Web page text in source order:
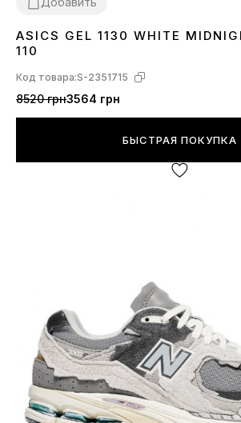
36 37383941 42 43 44
ASICS GEL 1130 WHITE
110
Код товара:S-2351715
8520 грн3564 грн
БЫСТРАЯ ПОКУПКА